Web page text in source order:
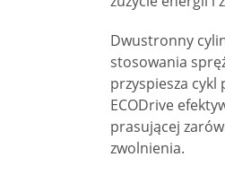
Dwustronny
stosowania
przyspiesza
ECODrive
prasującej
zwolnienia.